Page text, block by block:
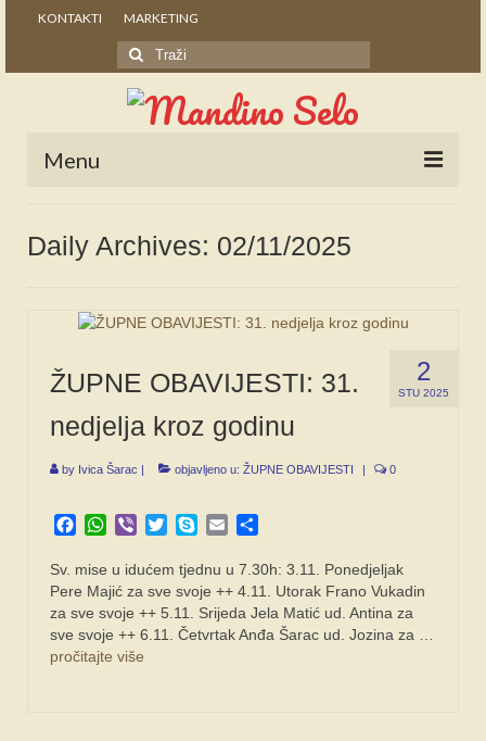
KONTAKTI MARKETING
Search
for:
Menu
NOVOSTI
STALNE RUBRIKE
IZ ARHIVE
NAJAVE
FORUM
Daily Archives: 02/11/2025
2
STU 2025
ŽUPNE OBAVIJESTI: 31.
nedjelja kroz godinu
by Ivica Šarac | objavljeno u: ŽUPNE OBAVIJESTI | 0
Facebook
WhatsApp
Viber TwitterSkypeEmail
Sv. mise u idućem tjednu u 7.30h: 3.11. Ponedjeljak
Pere Majić za sve svoje ++ 4.11. Utorak Frano Vukadin
za sve svoje ++ 5.11. Srijeda Jela Matić ud. Antina za
sve svoje ++ 6.11. Četvrtak Anđa Šarac ud. Jozina za …
pročitajte više